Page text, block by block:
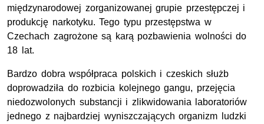
międzynarodowej zorganizowanej grupie przestępczej i
produkcję narkotyku. Tego typu przestępstwa w
Czechach zagrożone są karą pozbawienia wolności do
18 lat.
Bardzo dobra współpraca polskich i czeskich służb
doprowadziła do rozbicia kolejnego gangu, przejęcia
niedozwolonych substancji i zlikwidowania laboratoriów
jednego z najbardziej wyniszczających organizm ludzki